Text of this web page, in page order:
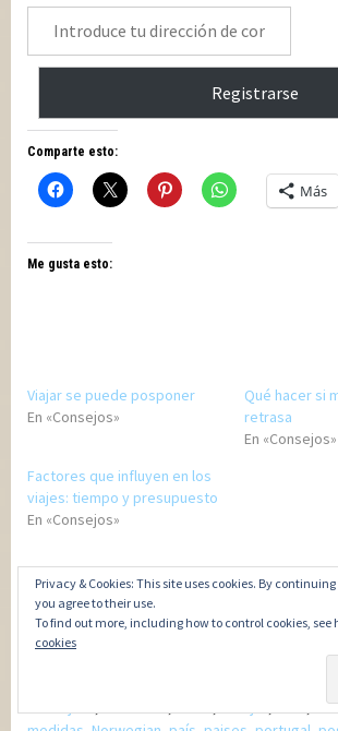
Introduce
tu
correo
electrónico
Registrarse
Comparte esto:
Más
Me gusta esto:
Viajar se puede posponer
En «Consejos»
Qué hacer si
retrasa
En «Consejos»
Factores que influyen en los
viajes: tiempo y presupuesto
En «Consejos»
Tags:aeroflot,aerolínea,aerolíneas,
air Airlines airways alarma , American
autoridades
Privacy & Cookies: This site uses cookies. By
you agree to their use.
To find out more, including how to control cookies, see
cookies